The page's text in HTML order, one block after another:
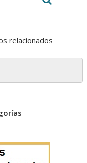
relacionados